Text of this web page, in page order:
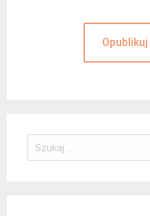
Szukaj: